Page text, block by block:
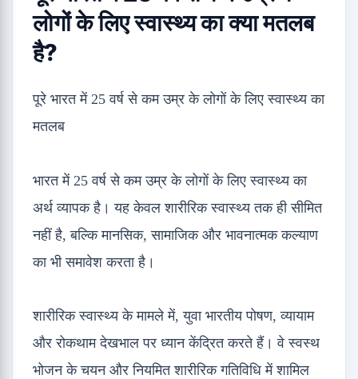
लोगों के लिए स्वास्थ्य का क्या मतलब
है?
पूरे भारत में 25 वर्ष से कम उम्र के लोगों के लिए स्वास्थ्य का
मतलब
भारत में 25 वर्ष से कम उम्र के लोगों के लिए स्वास्थ्य का
अर्थ व्यापक है। यह केवल शारीरिक स्वास्थ्य तक ही सीमित
नहीं है, बल्कि मानसिक, सामाजिक और भावनात्मक कल्याण
का भी समावेश करता है।
शारीरिक स्वास्थ्य के मामले में, युवा भारतीय पोषण, व्यायाम
और रोकथाम देखभाल पर ध्यान केंद्रित करते हैं। वे स्वस्थ
भोजन के चयन और नियमित शारीरिक गतिविधि में शामिल